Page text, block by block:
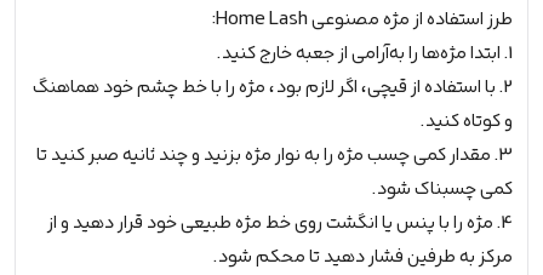
24)
عدد
طرز استفاده از مژه مصنوعی Home Lash:
1. ابتدا مژه‌ها را به‌آرامی از جعبه خارج کنید.
2. با استفاده از قیچی، اگر لازم بود، مژه را با خط چشم خود هماهنگ
و کوتاه کنید.
3. مقدار کمی چسب مژه را به نوار مژه بزنید و چند ثانیه صبر کنید تا
کمی چسبناک شود.
4. مژه را با پنس یا انگشت روی خط مژه طبیعی خود قرار دهید و از
مرکز به طرفین فشار دهید تا محکم شود.